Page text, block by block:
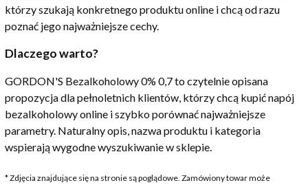
którzy szukają konkretnego produktu online i chcą od razu
poznać jego najważniejsze cechy.
Dlaczego warto?
GORDON'S Bezalkoholowy 0% 0,7 to czytelnie opisana
propozycja dla pełnoletnich klientów, którzy chcą kupić napój
bezalkoholowy online i szybko porównać najważniejsze
parametry. Naturalny opis, nazwa produktu i kategoria
wspierają wygodne wyszukiwanie w sklepie.
* Zdjęcia znajdujące się na stronie są poglądowe. Zamówiony towar może